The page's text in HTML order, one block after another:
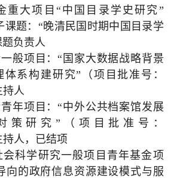
重大项目“中国目录学史研究”
课题：“晚清民国时期中国目录学
负责人
般项目：“国家大数据战略背景
系构建研究”（项目批准号：
持人
年项目：“中外公共档案馆发展
策研究”（项目批准号：
持人，已结项
科学研究一般项目青年基金项
向的政府信息资源建设模式与服